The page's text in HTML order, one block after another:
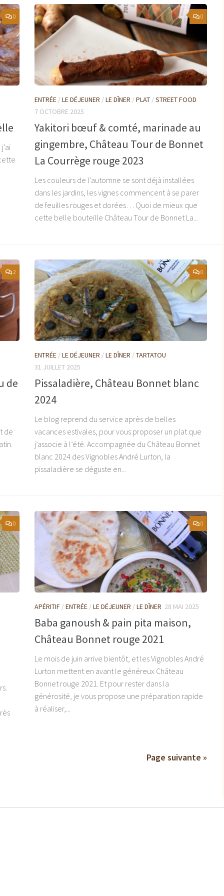
0 0
ENTRÉE /LE DÉJEUNER /LE DÎNER /PLAT /STREET FOOD
7 OCTOBRE 2025
Yakitori bœuf & comté, marinade au
gingembre, Château Tour de Bonnet
La Courrège rouge 2023
Les couleurs de l’automne se sont déjà installées
dans les jardins, les vignes commencent à se parer
de feuilles rouges et dorées… Quoi de mieux que
cette belle bouteille Château Tour de Bonnet La...
2
de
de
0
ENTRÉE /LE DÉJEUNER /LE DÎNER /TARTATOU
31 JUILLET 2025
Pissaladière, Château Bonnet blanc
2024
Le blog reprend du service après de belles
vacances estivales, pour vous proposer un plat que
j’associe à l’été. Accompagnée du Château Bonnet
blanc 2024 des Vignobles André Lurton, la
pissaladière se déguste en...
0 0
APÉRITIF /ENTRÉE /LE DÉJEUNER /LE DÎNER 28 MAI 2025
Baba ganoush & pain pita maison,
Château Bonnet rouge 2021
Le mois de juin arrive bientôt, et les Vignobles André
Lurton mettent en avant le généreux Château
Bonnet rouge 2021. Et pour rester dans la
générosité, je vous propose une préparation rapide
à réaliser,...
Page suivante »